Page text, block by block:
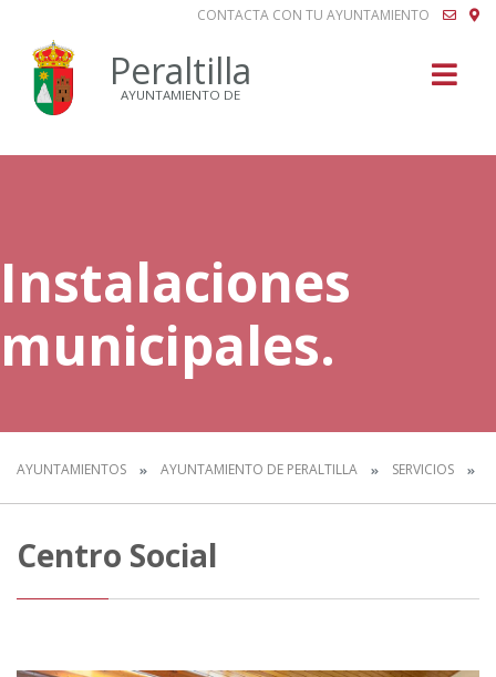
CONTACTA CON TU AYUNTAMIENTO
Peraltilla
AYUNTAMIENTO DE
Instalaciones
municipales.
AYUNTAMIENTOS AYUNTAMIENTO DE PERALTILLA SERVICIOS
Centro Social